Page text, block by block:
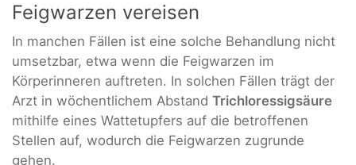
Feigwarzen vereisen
In manchen Fällen ist eine solche Behandlung nicht
umsetzbar, etwa wenn die Feigwarzen im
Körperinneren auftreten. In solchen Fällen trägt der
Arzt in wöchentlichem Abstand Trichloressigsäure
mithilfe eines Wattetupfers auf die betroffenen
Stellen auf, wodurch die Feigwarzen zugrunde
gehen.